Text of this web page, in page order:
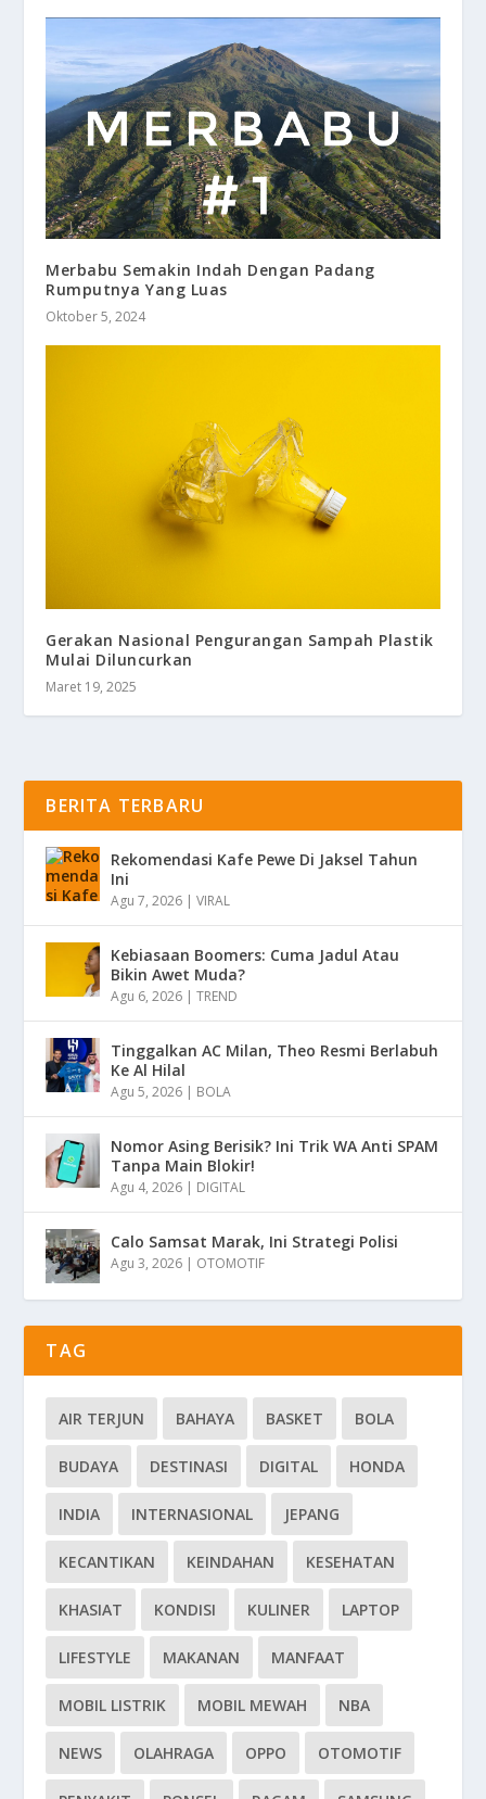
Merbabu Semakin Indah Dengan Padang
Rumputnya Yang Luas
Oktober 5, 2024
Gerakan Nasional Pengurangan Sampah Plastik
Mulai Diluncurkan
Maret 19, 2025
BERITA TERBARU
Rekomendasi Kafe Pewe Di Jaksel Tahun
Ini
Agu 7, 2026 |VIRAL
Kebiasaan Boomers: Cuma Jadul Atau
Bikin Awet Muda?
Agu 6, 2026 |TREND
Tinggalkan AC Milan, Theo Resmi Berlabuh
Ke Al Hilal
Agu 5, 2026 | BOLA
Nomor Asing Berisik? Ini Trik WA Anti SPAM
Tanpa Main Blokir!
Agu 4, 2026 | DIGITAL
Calo Samsat Marak, Ini Strategi Polisi
Agu 3, 2026 | OTOMOTIF
TAG
AIR TERJUN BAHAYA BASKET BOLA
BUDAYA DESTINASI DIGITAL HONDA
INDIA INTERNASIONAL JEPANG
KECANTIKAN KEINDAHAN KESEHATAN
KHASIAT KONDISI KULINER LAPTOP
LIFESTYLE MAKANAN MANFAAT
MOBIL LISTRIK MOBIL MEWAH NBA
NEWS OLAHRAGA OPPO OTOMOTIF